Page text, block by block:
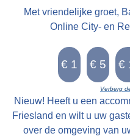
Met vriendelijke groet,
Online City- en
Verberg
Nieuw! Heeft u een
Friesland en wilt u uw
over de omgeving van